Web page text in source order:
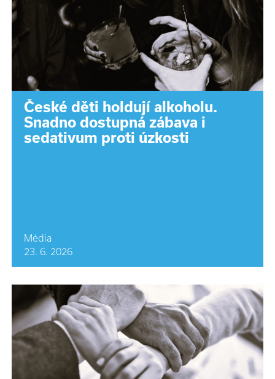
České děti holdují alkoholu.
Snadno dostupná zábava i
sedativum proti úzkosti
Média
23. 6. 2026